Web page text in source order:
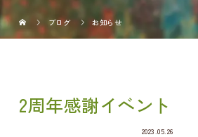
ブログ お知らせ
2周年感謝イベント
2023.05.26